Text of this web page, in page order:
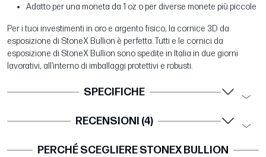
Adatto per una moneta da 1 oz o per diverse monete più piccole
Per i tuoi investimenti in oro e argento fisico, la cornice 3D da
esposizione di StoneX Bullion è perfetta. Tutti e le cornici da
esposizione di StoneX Bullion sono spedite in Italia in due giorni
lavorativi, all’interno di imballaggi protettivi e robusti.
SPECIFICHE
RECENSIONI (4)
PERCHÉ SCEGLIERE STONEX BULLION